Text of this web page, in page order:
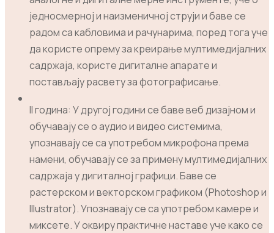
једносмерној и наизменичној струји и баве се
радом са кабловима и рачунарима, поред тога уче
да користе опрему за креирање мултимедијалних
садржаја, користе дигиталне апарате и
постављају расвету за фотографисање.
II година: У другој години се баве веб дизајном и
обучавају се о аудио и видео системима,
упознавају се са употребом микрофона према
намени, обучавају се за примену мултимедијалних
садржаја у дигиталној графици. Баве се
растерском и векторском графиком (Photoshop и
Illustrator). Упознавају се са употребом камере и
миксете. У оквиру практичне наставе уче како се